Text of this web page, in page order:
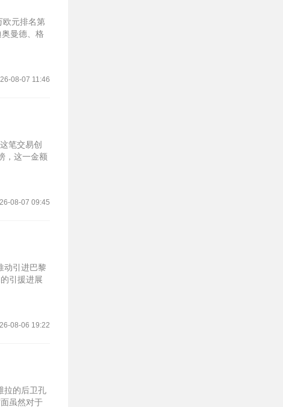
欧元排名第
曼德、格
08-07 11:46
笔交易创
，这一金额
08-07 09:45
动引进巴黎
引援进展
08-06 19:22
拉的后卫孔
虽然对于